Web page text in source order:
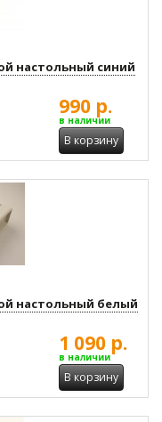
настольный синий
990 р.
в наличии
В корзину
настольный белый
1 090 р.
в наличии
В корзину